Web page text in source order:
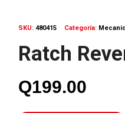
SKU: 480415 Categoría:
Ratch
Q199.00